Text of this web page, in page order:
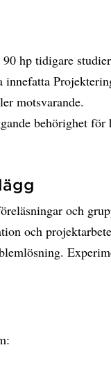
hp tidigare
motsvarande.
behörighet för
och
och